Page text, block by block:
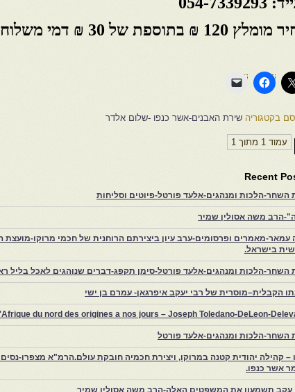
₪ בתוספת של 30 ₪ דמי משלוח בדואר רשום.
בקטגוריה שירת האבנים-אשר כנפו -שלום אלדר
עמוד 1 מתוך 1
Recent
השחר-הלכות ומנהגים-אלעד פורטל-פיוטים וסליחות
הרב משה אסולין שמיר
מאמרים ופרסומים-ערב עיון ביצירתם הרוחנית של חכמי מרוקו-מועצת
בישראל.
השחר-הלכות ומנהגים-אלעד פורטל-סימן תקפג-דברים שנוהגים לאכל בליל
הקבלית–מוסרית של רבי יעקב איפרגאן- עמרם בן ישי
du nord des origines a nos jours – Joseph Toledano-DeLeon-
השחר-הלכות ומנהגים-אלעד פורטל
אשר כנפו.